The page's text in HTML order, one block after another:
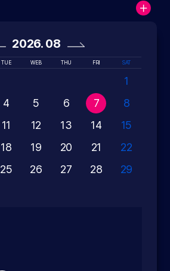
2026. 08
TUE WEB THU FRI SAT
1
4 5 6 7
8
11 12 13 14
15
18 19 20 21
22
25 26 27 28
29